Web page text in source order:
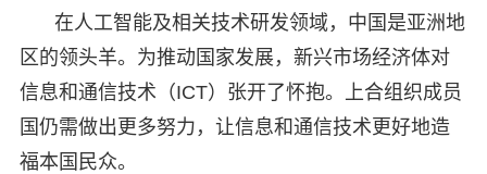
在人工智能及相关技术研发领域，中国是亚洲地
区的领头羊。为推动国家发展，新兴市场经济体对
信息和通信技术（ICT）张开了怀抱。上合组织成员
国仍需做出更多努力，让信息和通信技术更好地造
福本国民众。